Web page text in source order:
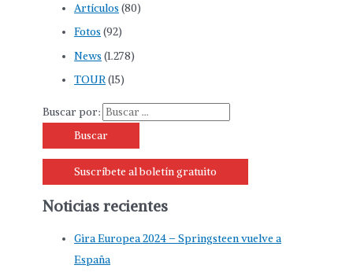
Artículos (80)
Fotos (92)
News (1.278)
TOUR(15)
Buscar por:
Suscríbete al boletín gratuito
Noticias recientes
Gira Europea 2024 – Springsteen vuelve a
España